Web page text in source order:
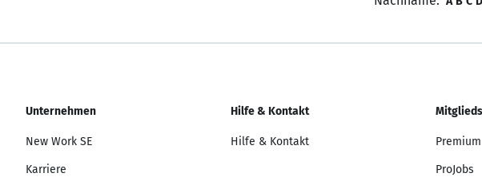
Unternehmen
New Work SE
Karriere
Hilfe & Kontakt
Hilfe & Kontakt Premium
ProJobs